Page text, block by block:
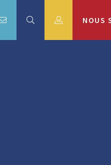
NOUS